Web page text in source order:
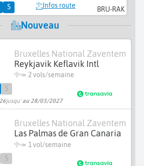
BRU-RAK
S Infos route
Nouveau
Bruxelles National Zaventem
Reykjavik Keflavik Intl
≃ 2 vols/semaine
jusqu'au 28/03/2027
S
Bruxelles National Zaventem
Las Palmas de Gran Canaria
≃ 1 vol/semaine
S